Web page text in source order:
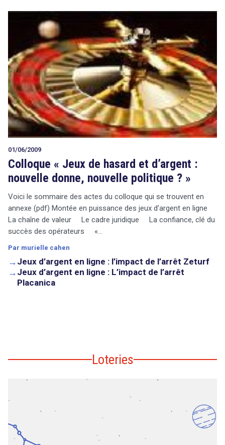
01/06/2009
Colloque « Jeux de hasard et d’argent :
nouvelle donne, nouvelle politique ? »
Voici le sommaire des actes du colloque qui se trouvent en
annexe (pdf) Montée en puissance des jeux d’argent en ligne
La chaîne de valeur Le cadre juridique La confiance, clé du
succès des opérateurs «…
Par murielle cahen
→ Jeux d’argent en ligne : l’impact de l’arrêt Zeturf
→ Jeux d’argent en ligne : L’impact de l’arrêt
Placanica
Loteries